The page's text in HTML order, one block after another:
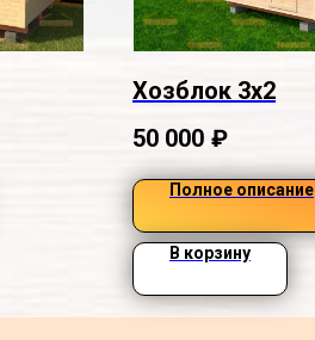
Хозблок 3х2
50 000 ₽
Полное описание
В корзину